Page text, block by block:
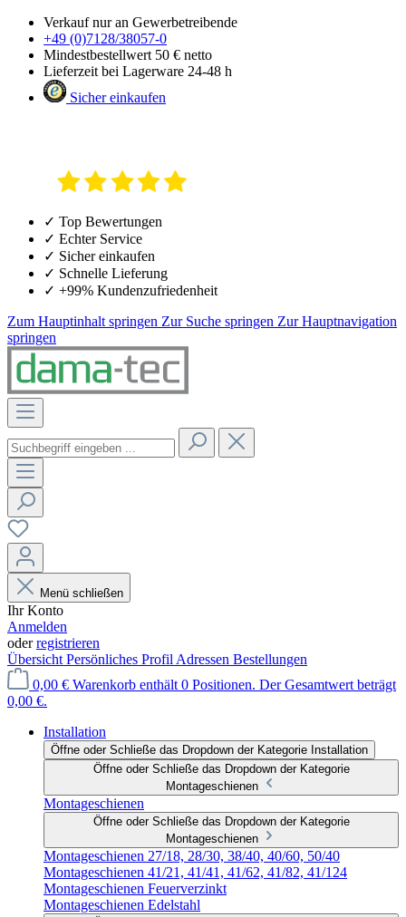
Verkauf nur an Gewerbetreibende
+49 (0)7128/38057-0
Mindestbestellwert 50 € netto
Lieferzeit bei Lagerware 24-48 h
Sicher einkaufen
✓ Top Bewertungen
✓ Echter Service
✓ Sicher einkaufen
✓ Schnelle Lieferung
✓ +99% Kundenzufriedenheit
Zum Hauptinhalt springen Zur Suche springen Zur Hauptnavigation
springen
Menü schließen
Ihr Konto
Anmelden
oderregistrieren
Übersicht Persönliches Profil Adressen Bestellungen
0,00 € Warenkorb enthält 0 Positionen. Der Gesamtwert beträgt
0,00 €.
Installation
Öffne oder Schließe das Dropdown der Kategorie Installation
Öffne oder Schließe das Dropdown der Kategorie
Montageschienen
Montageschienen
Öffne oder Schließe das Dropdown der Kategorie
Montageschienen
Montageschienen 27/18, 28/30, 38/40, 40/60, 50/40
Montageschienen 41/21, 41/41, 41/62, 41/82, 41/124
Montageschienen Feuerverzinkt
Montageschienen Edelstahl